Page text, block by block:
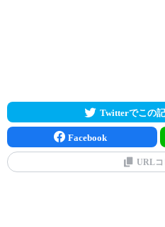
Twitterでこの
Facebook
URLコ